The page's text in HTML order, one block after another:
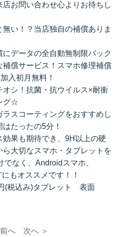
お問い合わせ心よりお待ちし
い！？当店独自の補償ありま
データの全自動無制限バック
補償サービス！スマホ修理補償
入初月無料！
シ！抗菌・抗ウイルス×耐衝
グ☆
スコーティングをおすすめし
たったの5分！
果も期待でき、9H以上の硬
ら大切なスマホ・タブレットを
なく、Androidスマホ、
もオススメです！！
税込み)タブレット 表面
へ 次へ ＞